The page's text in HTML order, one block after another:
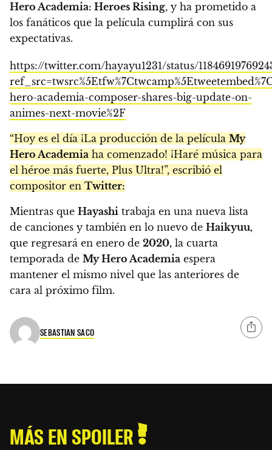
Hero Academia: Heroes Rising, y ha prometido a
los fanáticos que la película cumplirá con sus
expectativas.
https://twitter.com/hayayu1231/status/
hero-academia-composer-shares-big-update-on-
animes-next-movie%2F
“Hoy es el día ¡La producción de la película My
Hero Academia ha comenzado! ¡Haré música para
el héroe más fuerte, Plus Ultra!”, escribió el
compositor en Twitter:
Mientras que Hayashi trabaja en una nueva lista
de canciones y también en lo nuevo de Haikyuu,
que regresará en enero de 2020, la cuarta
temporada de My Hero Academia espera
mantener el mismo nivel que las anteriores de
cara al próximo film.
SEBASTIAN SACO
MÁS EN SPOILER